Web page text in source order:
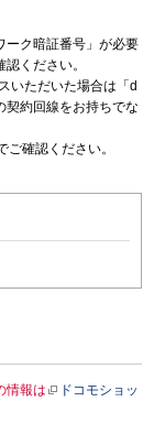
ーク暗証番号」が必要
認ください。
いただいた場合は「d
契約回線をお持ちでな
ご確認ください。
情報は
ドコモショッ